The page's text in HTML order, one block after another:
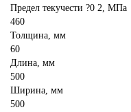
Предел текучести ?0 2, МПа
460
Толщина, мм
60
Длина, мм
500
Ширина, мм
500